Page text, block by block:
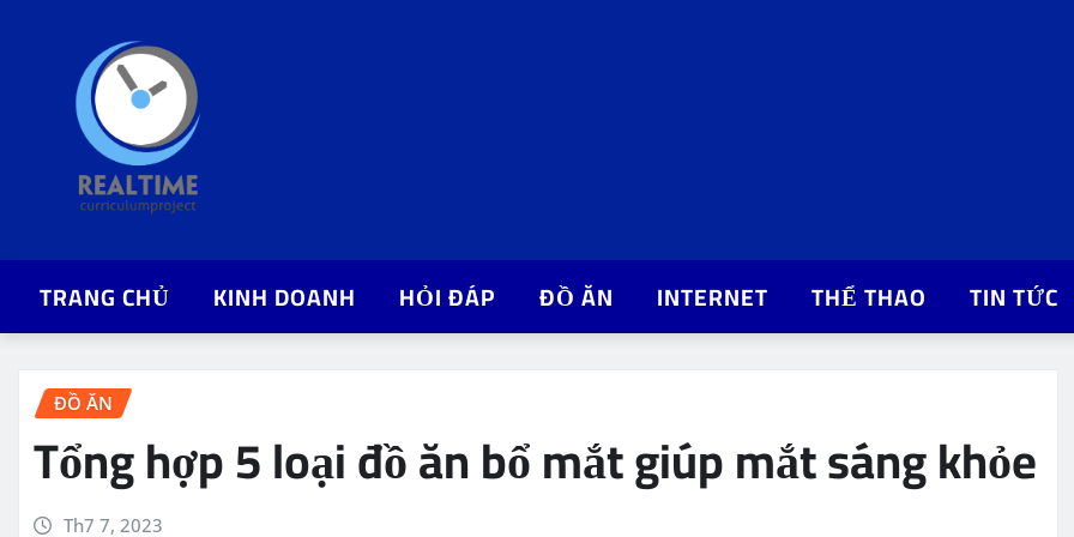
TRANG CHỦ KINH DOANH HỎI ĐÁP ĐỒ ĂN INTERNET THỂ THAO TIN TỨC
ĐỒ ĂN
Tổng hợp 5 loại đồ ăn bổ mắt giúp mắt sáng khỏe
Th7 7, 2023